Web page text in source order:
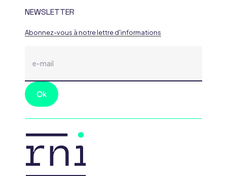
NEWSLETTER
Abonnez-vous à notre lettre d'informations